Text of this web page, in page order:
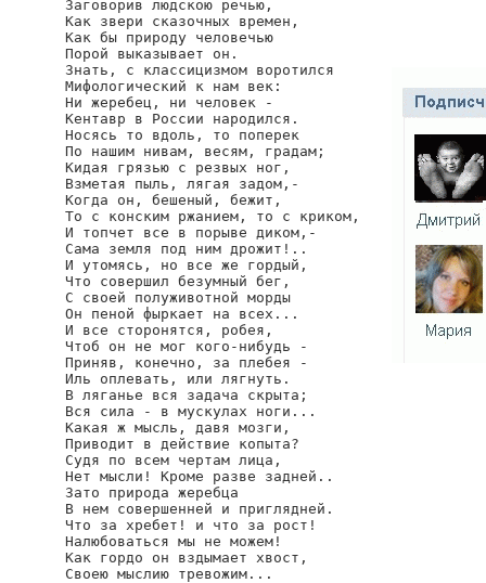
Заговорив людскою речью,
Как звери сказочных времен,
Как бы природу человечью
Порой выказывает он.
Знать, с классицизмом воротился
Мифологический к нам век:
Ни жеребец, ни человек -
Кентавр в России народился.
Носясь то вдоль, то поперек
По нашим нивам, весям, градам;
Кидая грязью с резвых ног,
Взметая пыль, лягая задом,-
Когда он, бешеный, бежит,
То с конским ржанием, то с криком,
И топчет все в порыве диком,-
Сама земля под ним дрожит!..
И утомясь, но все же гордый,
Что совершил безумный бег,
С своей полуживотной морды
Он пеной фыркает на всех...
И все сторонятся, робея,
Чтоб он не мог кого-нибудь -
Приняв, конечно, за плебея -
Иль оплевать, или лягнуть.
В ляганье вся задача скрыта;
Вся сила - в мускулах ноги...
Какая ж мысль, давя мозги,
Приводит в действие копыта?
Судя по всем чертам лица,
Нет мысли! Кроме разве задней..
Зато природа жеребца
В нем совершенней и приглядней.
Что за хребет! и что за рост!
Налюбоваться мы не можем!
Как гордо он вздымает хвост,
Своею мыслию тревожим...